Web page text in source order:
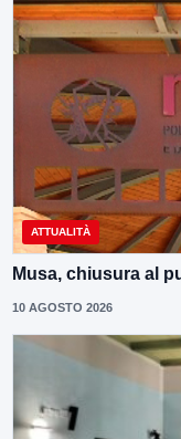
ATTUALITÀ
Musa, chiusura al
10 AGOSTO 2026